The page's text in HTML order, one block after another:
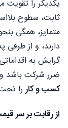
یکدیگر را تقویت
ثابت، سطوح
متمایز، همگی
دارند، و از طرفی
گرایش به
ضرر شرکت باشد
کسب و کاررا تحت
از رقابت بر سر